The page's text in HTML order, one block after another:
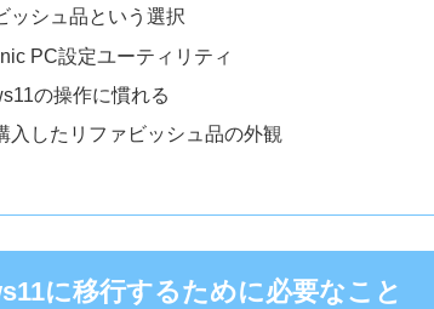
ッシュ品という選択
PC設定ユーティリティ
の操作に慣れる
入したリファビッシュ品の外観
に移行するために必要なこと